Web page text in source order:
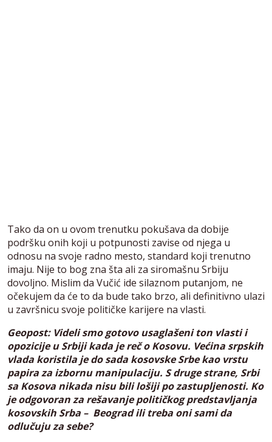
Tako da on u ovom trenutku pokušava da dobije
podršku onih koji u potpunosti zavise od njega u
odnosu na svoje radno mesto, standard koji trenutno
imaju. Nije to bog zna šta ali za siromašnu Srbiju
dovoljno. Mislim da Vučić ide silaznom putanjom, ne
očekujem da će to da bude tako brzo, ali definitivno ulazi
u završnicu svoje političke karijere na vlasti.
Geopost: Videli smo gotovo usaglašeni ton vlasti i
opozicije u Srbiji kada je reč o Kosovu. Većina srpskih
vlada koristila je do sada kosovske Srbe kao vrstu
papira za izbornu manipulaciju. S druge strane, Srbi
sa Kosova nikada nisu bili lošiji po zastupljenosti. Ko
je odgovoran za rešavanje političkog predstavljanja
kosovskih Srba – Beograd ili treba oni sami da
odlučuju za sebe?